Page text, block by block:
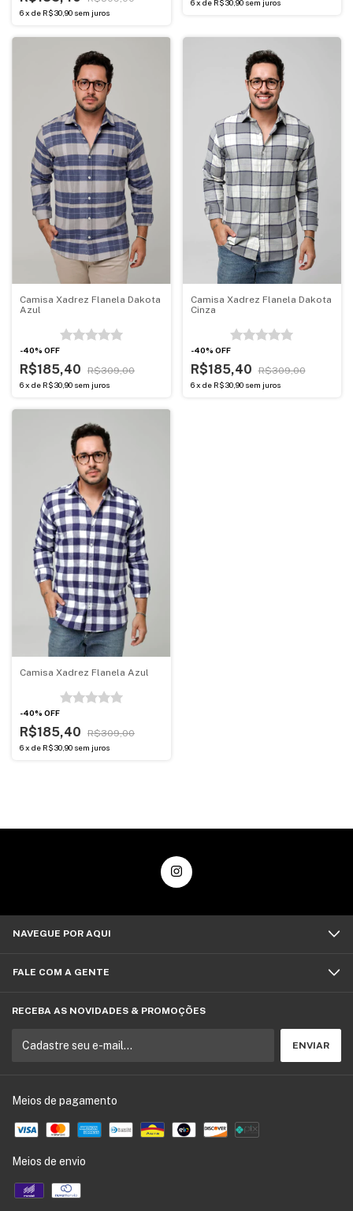
6x de R$30,90 sem juros
6 x de R$30,90 sem juros
Camisa Xadrez Flanela Dakota
Azul
-40% OFF
R$185,40 R$309,00
6x de R$30,90 sem juros
Camisa Xadrez Flanela Dakota
Cinza
-40% OFF
R$185,40 R$309,00
6 x de R$30,90 sem juros
Camisa Xadrez Flanela Azul
-40% OFF
R$185,40 R$309,00
6x de R$30,90 sem juros
NAVEGUE POR AQUI
FALE COM A GENTE
RECEBA AS NOVIDADES & PROMOÇÕES
Meios de pagamento
Meios de envio